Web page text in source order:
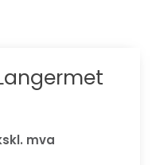
mva